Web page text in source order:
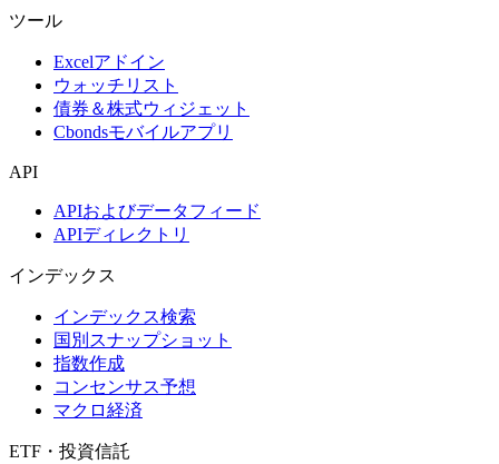
ツール
Excelアドイン
ウォッチリスト
債券＆株式ウィジェット
Cbondsモバイルアプリ
API
APIおよびデータフィード
APIディレクトリ
インデックス
インデックス検索
国別スナップショット
指数作成
コンセンサス予想
マクロ経済
ETF・投資信託